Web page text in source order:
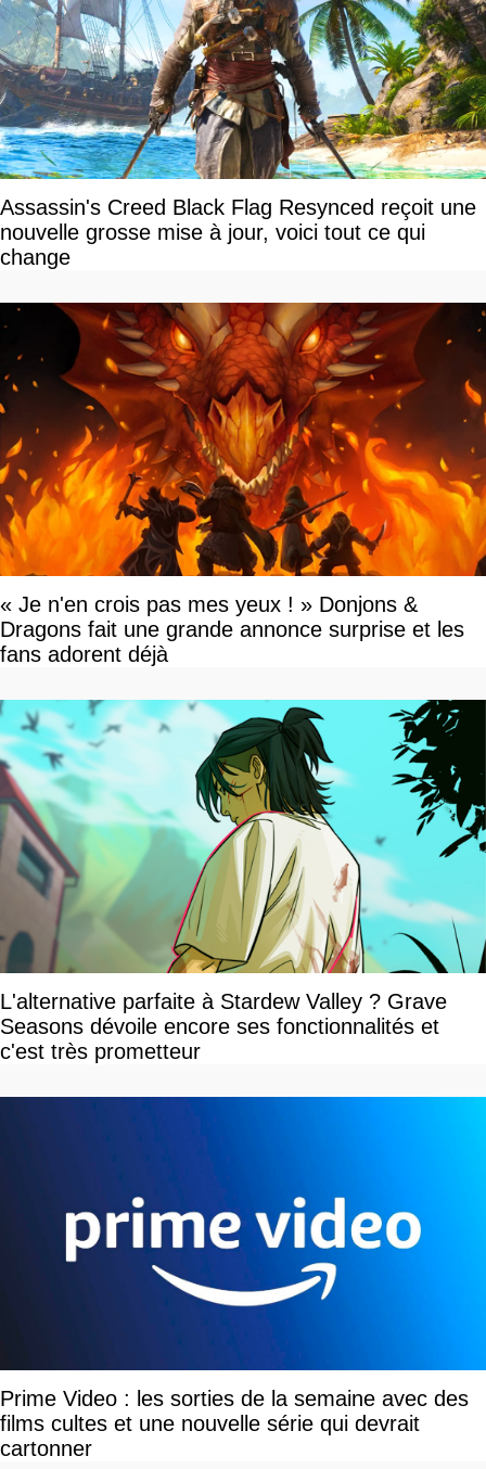
Assassin's Creed Black Flag Resynced reçoit une
nouvelle grosse mise à jour, voici tout ce qui
change
« Je n'en crois pas mes yeux ! » Donjons &
Dragons fait une grande annonce surprise et les
fans adorent déjà
L'alternative parfaite à Stardew Valley ? Grave
Seasons dévoile encore ses fonctionnalités et
c'est très prometteur
Prime Video : les sorties de la semaine avec des
films cultes et une nouvelle série qui devrait
cartonner